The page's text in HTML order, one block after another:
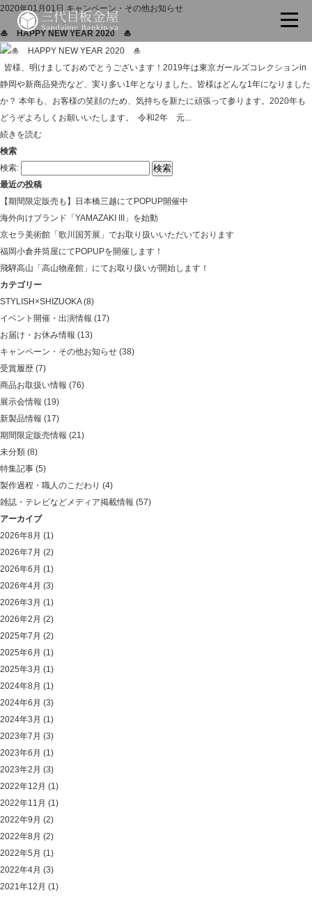
2020年01月01日 キャンペーン・その他お知らせ
🎍 HAPPY NEW YEAR 2020 🎍
皆様、明けましておめでとうございます！2019年は東京ガールズコレクションin
静岡や新商品発売など、実り多い1年となりました。皆様はどんな1年になりました
か？ 本年も、お客様の笑顔のため、気持ちを新たに頑張って参ります。2020年も
どうぞよろしくお願いいたします。 令和2年 元...
続きを読む
検索
検索:
最近の投稿
【期間限定販売も】日本橋三越にてPOPUP開催中
海外向けブランド「YAMAZAKI III」を始動
京セラ美術館「歌川国芳展」でお取り扱いいただいております
福岡小倉井筒屋にてPOPUPを開催します！
飛騨高山「高山物産館」にてお取り扱いが開始します！
カテゴリー
STYLISH×SHIZUOKA(8)
イベント開催・出演情報 (17)
お届け・お休み情報 (13)
キャンペーン・その他お知らせ (38)
受賞履歴 (7)
商品お取扱い情報 (76)
展示会情報 (19)
新製品情報 (17)
期間限定販売情報 (21)
未分類 (8)
特集記事 (5)
製作過程・職人のこだわり (4)
雑誌・テレビなどメディア掲載情報 (57)
アーカイブ
2026年8月 (1)
2026年7月 (2)
2026年6月 (1)
2026年4月 (3)
2026年3月 (1)
2026年2月 (2)
2025年7月 (2)
2025年6月 (1)
2025年3月 (1)
2024年8月 (1)
2024年6月 (3)
2024年3月 (1)
2023年7月 (3)
2023年6月 (1)
2023年2月 (3)
2022年12月 (1)
2022年11月 (1)
2022年9月 (2)
2022年8月 (2)
2022年5月 (1)
2022年4月 (3)
2021年12月 (1)